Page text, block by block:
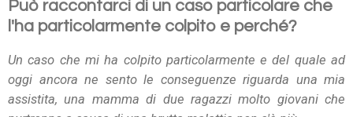
Può raccontarci di un caso particolare che
l'ha particolarmente colpito e perché?
Un caso che mi ha colpito particolarmente e del quale ad
oggi ancora ne sento le conseguenze riguarda una mia
assistita, una mamma di due ragazzi molto giovani che